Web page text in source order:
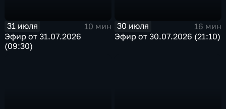
31 июля
10 мин
Эфир от 31.07.2026
(09:30)
30 июля
16 мин
Эфир от 30.07.2026 (21:10)